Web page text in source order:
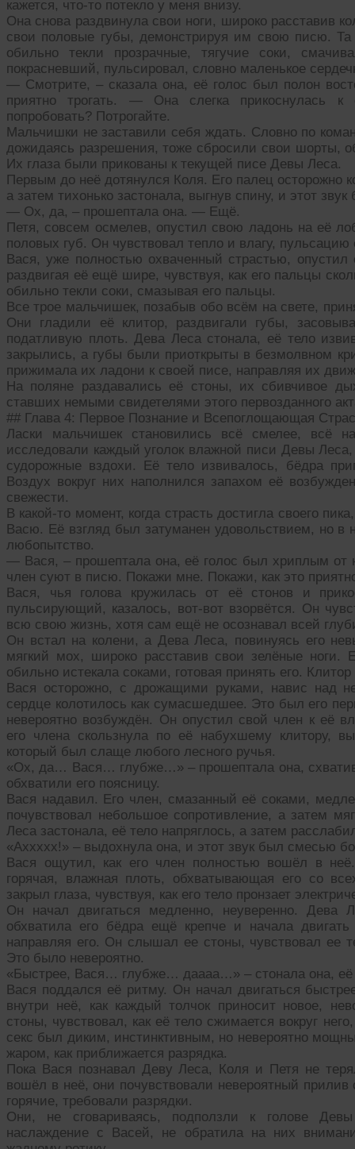
кажется, что-то потекло у меня внизу.
Она снова раздвинула свои ноги, широко расставив
свои половые губы, демонстрируя им свою писю.
обильно текли прозрачные, тягучие соки,
покрасневший, пульсировал, словно маленькое
— Смотрите, – сказала она, её голос был полон
приятно трогать. — Она слегка прикоснулась
попробовать? Потрогайте.
Мальчишки не заставили себя ждать. Словно по
дожидаясь разрешения, тоже сбросили свои шорты,
Их глаза были прикованы к текущей писе Девы Леса.
Первым до неё дотянулся Коля. Его палец осторожно
а затем тихонько застонала, выгнув спину, и этот
— Ох, да, – прошептала она. — Ещё.
Петя, совсем осмелев, опустил свою ладонь на её
половых губ. Он чувствовал тепло и влагу, пульсацию
Вася, уже полностью охваченный страстью,
раздвигая её ещё шире, чувствуя, как его пальцы
обильно текли соки, смазывая его пальцы.
Все трое мальчишек, позабыв обо всём на свете,
Они гладили её клитор, раздвигали губы,
податливую плоть. Дева Леса стонала, её тело
закрылись, а губы были приоткрыты в безмолвном
прижимала их ладони к своей писе, направляя их
На поляне раздавались её стоны, их сбивчивое
ставших немыми свидетелями этого первозданного
## Глава 4: Первое Познание и Всепоглощающая
Ласки мальчишек становились всё смелее, всё
исследовали каждый уголок влажной писи Девы
судорожные вздохи. Её тело извивалось, бёдра
Воздух вокруг них наполнился запахом её
свежести.
В какой-то момент, когда страсть достигла своего
Васю. Её взгляд был затуманен удовольствием, но в
любопытство.
— Вася, – прошептала она, её голос был хриплым
член суют в писю. Покажи мне. Покажи, как это
Вася, чья голова кружилась от её стонов и
пульсирующий, казалось, вот-вот взорвётся. Он
всю свою жизнь, хотя сам ещё не осознавал всей
Он встал на колени, а Дева Леса, повинуясь его
мягкий мох, широко расставив свои зелёные
обильно истекала соками, готовая принять его.
Вася осторожно, с дрожащими руками, навис над
сердце колотилось как сумасшедшее. Это был его
невероятно возбуждён. Он опустил свой член к её
его члена скользнула по её набухшему клитору,
который был слаще любого лесного ручья.
«Ох, да… Вася… глубже…» – прошептала она, схватив
обхватили его поясницу.
Вася надавил. Его член, смазанный её соками,
почувствовал небольшое сопротивление, а затем
Леса застонала, её тело напряглось, а затем
«Аххххх!» – выдохнула она, и этот звук был смесью
Вася ощутил, как его член полностью вошёл в
горячая, влажная плоть, обхватывающая его со
закрыл глаза, чувствуя, как его тело пронзает
Он начал двигаться медленно, неуверенно. Дева
обхватила его бёдра ещё крепче и начала
направляя его. Он слышал ее стоны, чувствовал ее
Это было невероятно.
«Быстрее, Вася… глубже… даааа…» – стонала она, её
Вася поддался её ритму. Он начал двигаться
внутри неё, как каждый толчок приносит новое,
стоны, чувствовал, как её тело сжимается вокруг
секс был диким, инстинктивным, но невероятно
жаром, как приближается разрядка.
Пока Вася познавал Деву Леса, Коля и Петя не
вошёл в неё, они почувствовали невероятный
горячие, требовали разрядки.
Они, не сговариваясь, подползли к голове
наслаждение с Васей, не обратила на них